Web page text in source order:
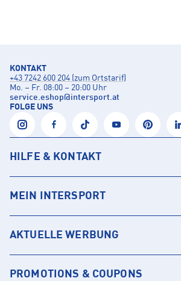
KONTAKT
+43 7242 600 204 (zum Ortstarif)
Mo. – Fr. 08:00 – 20:00 Uhr
service.eshop@intersport.at
FOLGE UNS
HILFE & KONTAKT
MEIN INTERSPORT
AKTUELLE WERBUNG
PROMOTIONS & COUPONS